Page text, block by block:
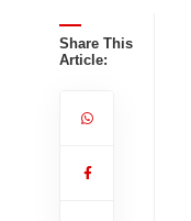
Share This
Article: